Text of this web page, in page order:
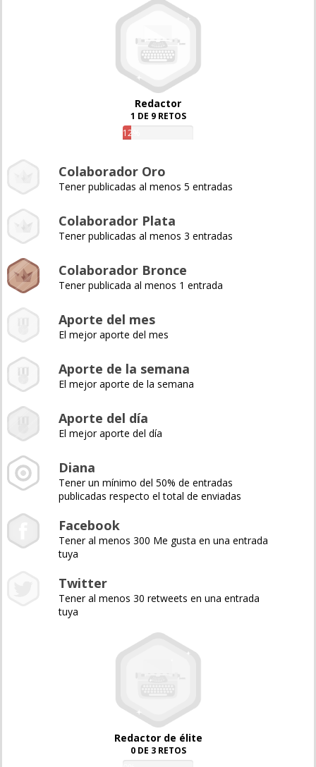
Redactor
1 DE 9 RETOS
12%
Colaborador Oro
Tener publicadas al menos 5 entradas
Colaborador Plata
Tener publicadas al menos 3 entradas
Colaborador Bronce
Tener publicada al menos 1 entrada
Aporte del mes
El mejor aporte del mes
Aporte de la semana
El mejor aporte de la semana
Aporte del día
El mejor aporte del día
Diana
Tener un mínimo del 50% de entradas
publicadas respecto el total de enviadas
Facebook
Tener al menos 300 Me gusta en una entrada
tuya
Twitter
Tener al menos 30 retweets en una entrada
tuya
Redactor de élite
0 DE 3 RETOS